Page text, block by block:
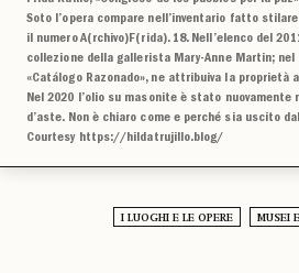
Soto l’opera compare nell’inventario fatto stilare
il numero A(rchivo)F(rida). 18. Nell’elenco del
collezione della gallerista Mary-Anne Martin; nel
«Catálogo Razonado», ne attribuiva la proprietà
Nel 2020 l’olio su masonite è stato nuovamente
d’aste. Non è chiaro come e perché sia uscito
Courtesy https://hildatrujillo.blog/
I LUOGHI E LE OPERE MUSEI